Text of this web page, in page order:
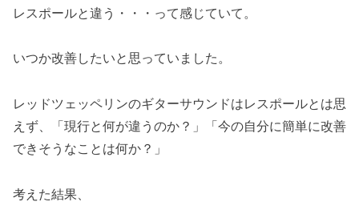
レスポールと違う・・・って感じていて。
いつか改善したいと思っていました。
レッドツェッペリンのギターサウンドはレスポールとは思
えず、「現行と何が違うのか？」「今の自分に簡単に改善
できそうなことは何か？」
考えた結果、